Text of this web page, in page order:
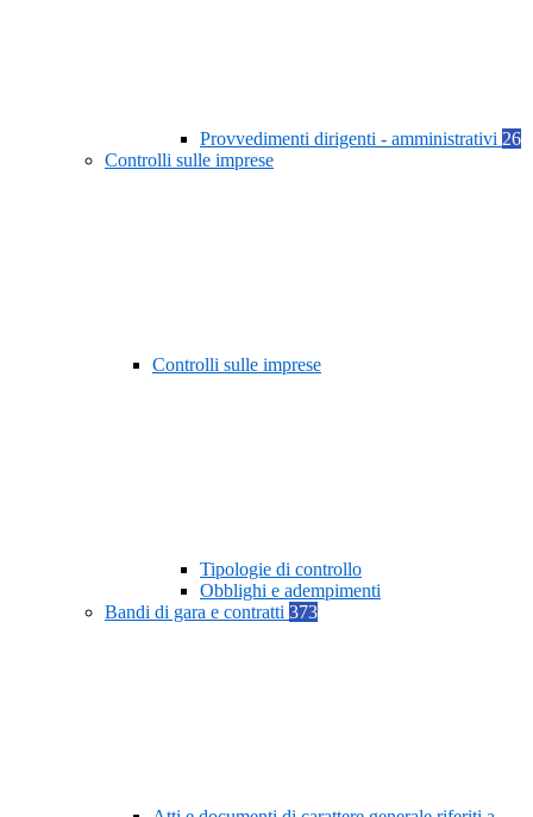
Provvedimenti dirigenti - amministrativi 26
Controlli sulle imprese
Controlli sulle imprese
Tipologie di controllo
Obblighi e adempimenti
Bandi di gara e contratti 373